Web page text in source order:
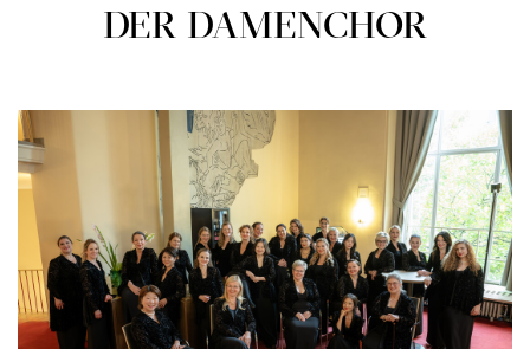
DER DAMENCHOR